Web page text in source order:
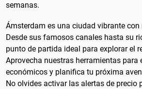
semanas.
Ámsterdam es una ciudad vibrante con
Desde sus famosos canales hasta su
punto de partida ideal para explorar el
Aprovecha nuestras herramientas para
económicos y planifica tu próxima
No olvides activar las alertas de precio